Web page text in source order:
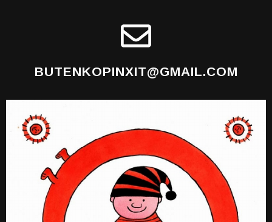
BUTENKOPINXIT@GMAIL.COM